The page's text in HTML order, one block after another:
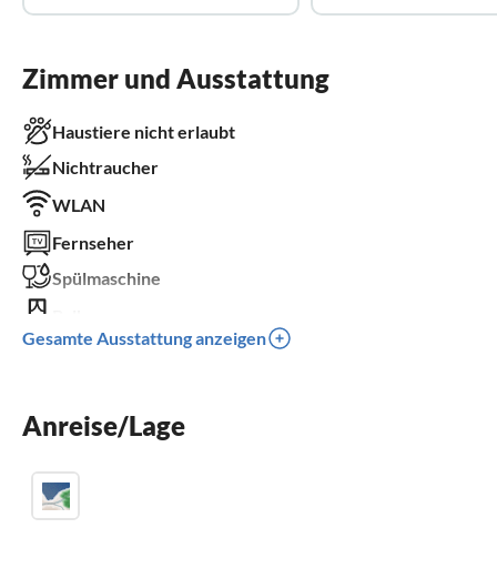
Zimmer und Ausstattung
Haustiere nicht erlaubt
Nichtraucher
WLAN
Fernseher
Spülmaschine
Kinder willkommen
Gesamte Ausstattung anzeigen
Anreise/Lage